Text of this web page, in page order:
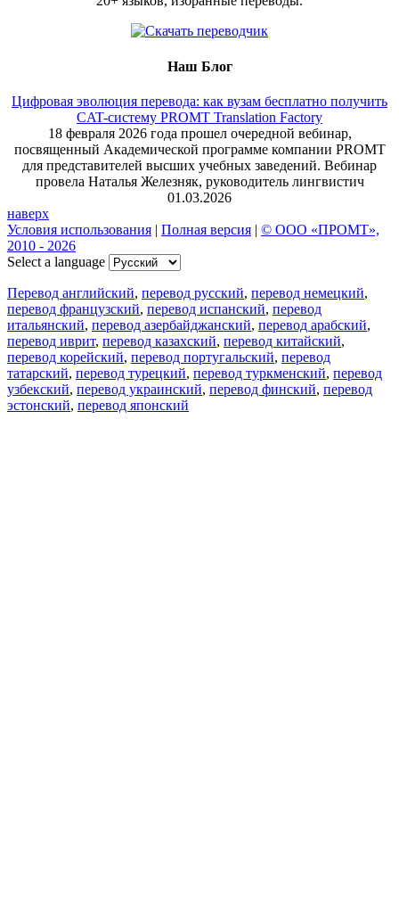
Наш Блог
Цифровая эволюция перевода: как вузам бесплатно получить
CAT-систему PROMT Translation Factory
18 февраля 2026 года прошел очередной вебинар,
посвященный Академической программе компании PROMT
для представителей высших учебных заведений. Вебинар
провела Наталья Железняк, руководитель лингвистич
01.03.2026
наверх
Условия использования | Полная версия | © ООО «ПРОМТ»,
2010 - 2026
Select a language
Перевод английский, перевод русский, перевод немецкий,
перевод французский, перевод испанский, перевод
итальянский, перевод азербайджанский, перевод арабский,
перевод иврит, перевод казахский, перевод китайский,
перевод корейский, перевод португальский, перевод
татарский, перевод турецкий, перевод туркменский, перевод
узбекский, перевод украинский, перевод финский, перевод
эстонский, перевод японский